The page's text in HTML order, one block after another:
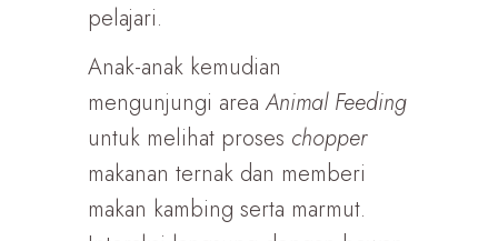
pelajari.
Anak-anak kemudian
mengunjungi areaAnimal Feeding
untuk melihat proses chopper
makanan ternak dan memberi
makan kambing serta marmut.